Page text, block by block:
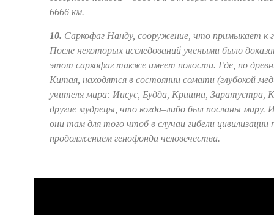
6666 км.
10. Саркофаг Нанду, сооружение, что примыкает к
После некоторых исследований учеными было
этот саркофаг также имеет полости. Где, по
Китая, находятся в состоянии сомати (глубокой
учителя мира: Иисус, Будда, Кришна, Заратустра,
другие мудрецы, что когда–либо был посланы миру.
они там для того чтоб в случаи гибели
продолжением генофонда человечества.